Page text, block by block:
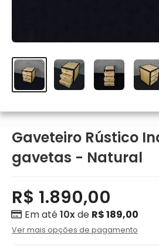
Gaveteiro Rústico
gavetas - Natural
R$ 1.890,00
Em até10xde R$ 189,00
Ver mais opções de pagamento